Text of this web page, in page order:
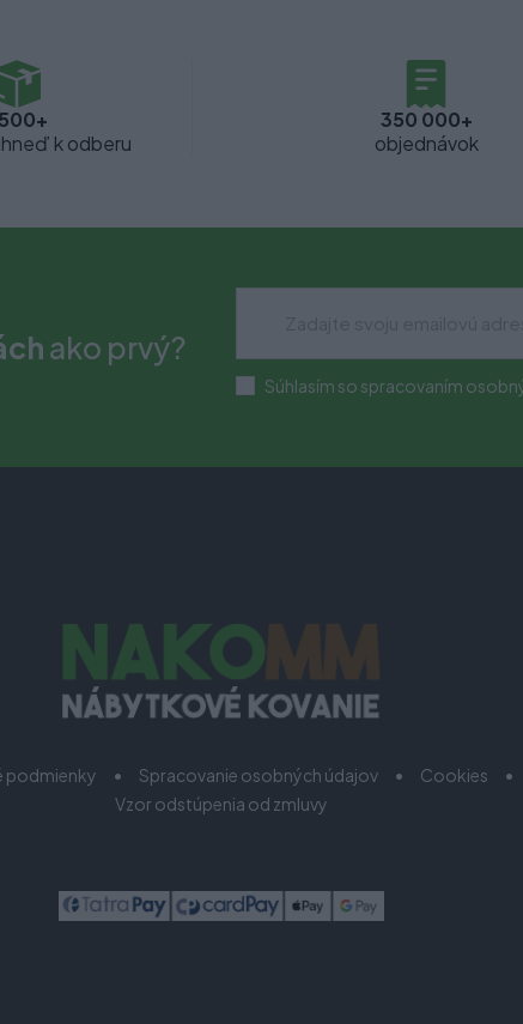
k odberu
350 000+
objednávok
ako prvý?
Súhlasím so spracovaním
podmienky Spracovanie osobných údajov
Cookies
Vzor odstúpenia od zmluvy